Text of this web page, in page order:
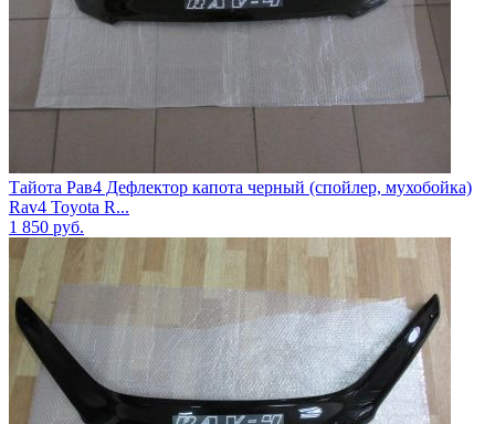
Тайота Рав4 Дефлектор капота черный (спойлер, мухобойка)
Rav4 Toyota R...
1 850 руб.